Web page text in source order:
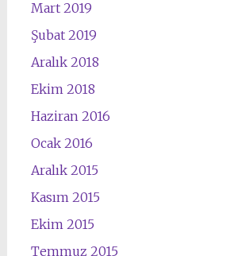
Mart 2019
Şubat 2019
Aralık 2018
Ekim 2018
Haziran 2016
Ocak 2016
Aralık 2015
Kasım 2015
Ekim 2015
Temmuz 2015